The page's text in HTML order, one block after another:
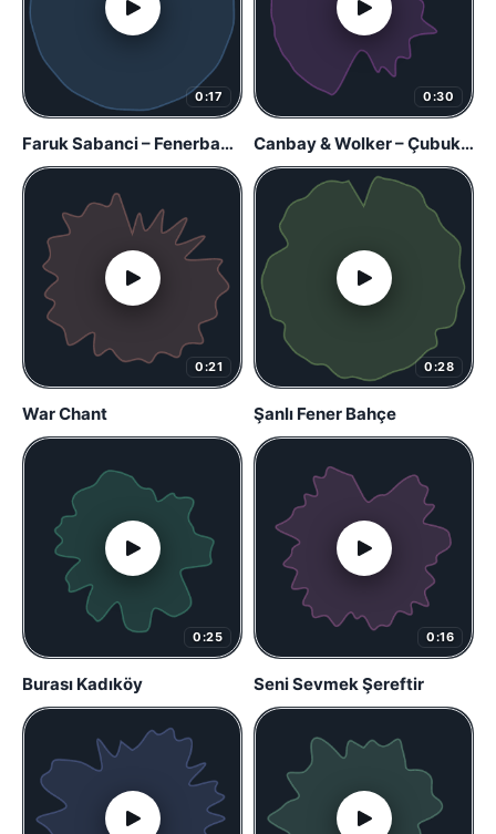
0:17
Faruk Sabanci – Fenerbahce Anthem
0:30
Canbay & Wolker – Çubuklu
0:21
War Chant
0:28
Şanlı Fener Bahçe
0:25
Burası Kadıköy
0:16
Seni Sevmek Şereftir